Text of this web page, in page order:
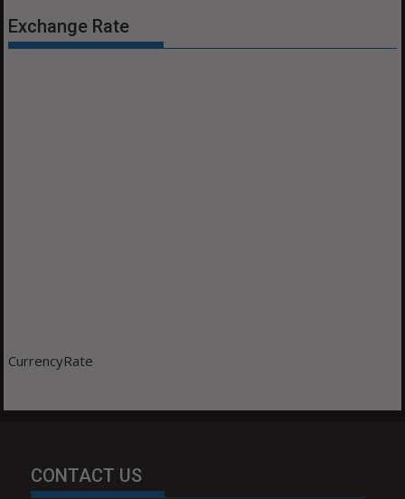
Exchange Rate
CurrencyRate
CONTACT US